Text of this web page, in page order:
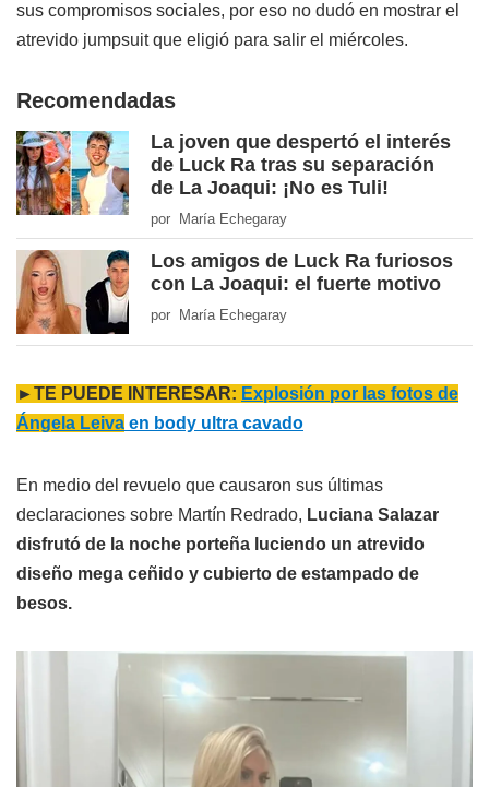
sus compromisos sociales, por eso no dudó en mostrar el
atrevido jumpsuit que eligió para salir el miércoles.
Recomendadas
La joven que despertó el interés
de Luck Ra tras su separación
de La Joaqui: ¡No es Tuli!
por María Echegaray
Los amigos de Luck Ra furiosos
con La Joaqui: el fuerte motivo
por María Echegaray
►TE PUEDE INTERESAR: Explosión por las fotos de
Ángela Leiva en body ultra cavado
En medio del revuelo que causaron sus últimas
declaraciones sobre Martín Redrado, Luciana Salazar
disfrutó de la noche porteña luciendo un atrevido
diseño mega ceñido y cubierto de estampado de
besos.